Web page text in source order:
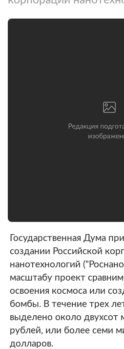
Государственная Дума
создании Российской
нанотехнологий
масштабу проект
освоения космоса или
бомбы. В течение трех
выделено около двухсот
рублей, или более семи
долларов.